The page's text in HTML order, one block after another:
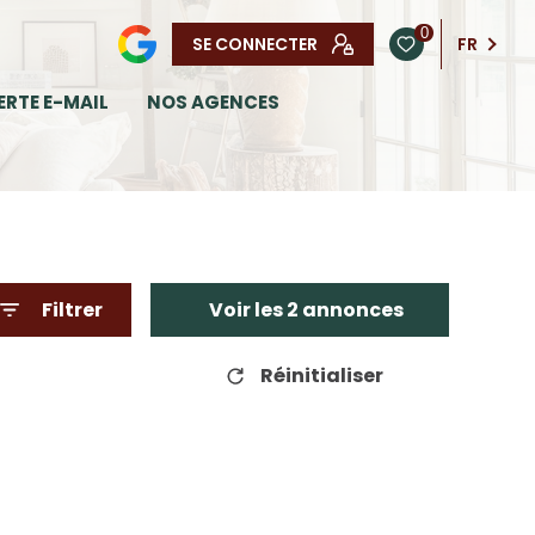
SE CONNECTER 0 FR
E-MAIL NOS AGENCES
Filtrer Voir les2 annonces
Réinitialiser